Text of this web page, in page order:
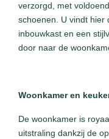
verzorgd, met
schoenen. U vindt hier
inbouwkast en een
door naar de
Woonkamer en
De woonkamer is
uitstraling dankzij de